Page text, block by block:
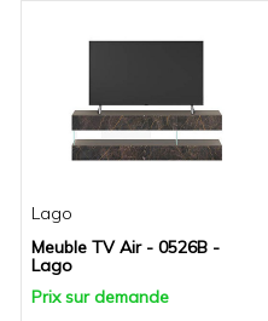
Lago
Meuble TV Air - 0526B -
Lago
Prix sur demande